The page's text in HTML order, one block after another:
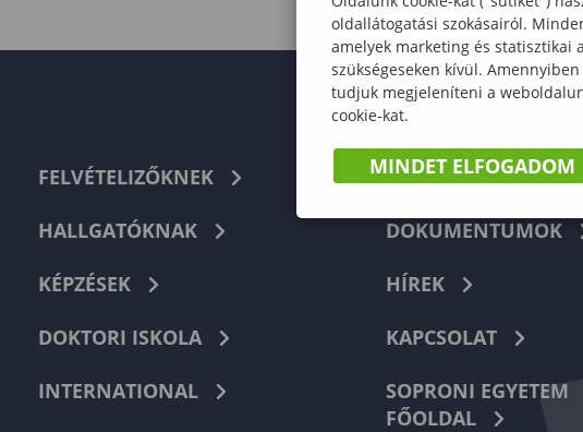
FELVÉTELIZŐKNEK
HALLGATÓKNAK
KÉPZÉSEK
DOKTORI ISKOLA
INTERNATIONAL
TELEFONKÖNYV
DOKUMENTUMOK
HÍREK
KAPCSOLAT
SOPRONI EGYETEM
FŐOLDAL
oldallátogatási szokásairól.
amelyek marketing és statisztikai
szükségeseken kívül.
tudjuk megjeleníteni a
cookie-kat.
MINDET ELFOGADOM